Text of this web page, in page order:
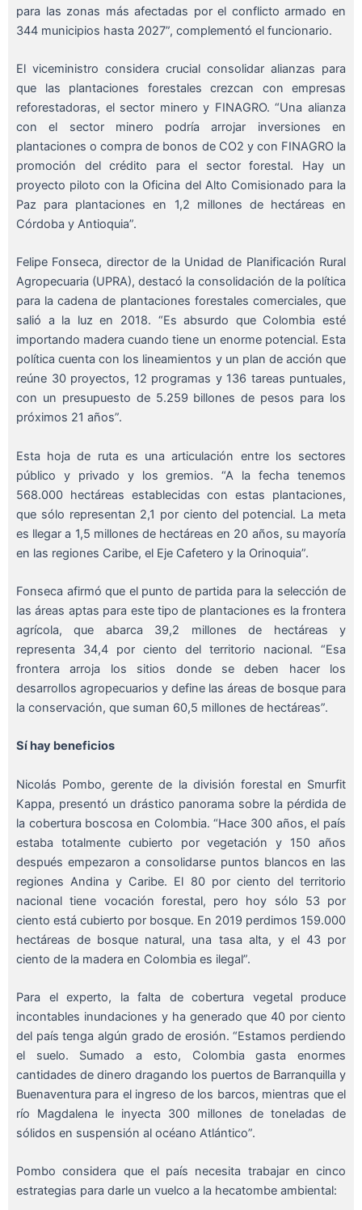
para las zonas más afectadas por el conflicto armado en
344 municipios hasta 2027”, complementó el funcionario.
El viceministro considera crucial consolidar alianzas para
que las plantaciones forestales crezcan con empresas
reforestadoras, el sector minero y FINAGRO. “Una alianza
con el sector minero podría arrojar inversiones en
plantaciones o compra de bonos de CO2 y con FINAGRO la
promoción del crédito para el sector forestal. Hay un
proyecto piloto con la Oficina del Alto Comisionado para la
Paz para plantaciones en 1,2 millones de hectáreas en
Córdoba y Antioquia”.
Felipe Fonseca, director de la Unidad de Planificación Rural
Agropecuaria (UPRA), destacó la consolidación de la política
para la cadena de plantaciones forestales comerciales, que
salió a la luz en 2018. “Es absurdo que Colombia esté
importando madera cuando tiene un enorme potencial. Esta
política cuenta con los lineamientos y un plan de acción que
reúne 30 proyectos, 12 programas y 136 tareas puntuales,
con un presupuesto de 5.259 billones de pesos para los
próximos 21 años”.
Esta hoja de ruta es una articulación entre los sectores
público y privado y los gremios. “A la fecha tenemos
568.000 hectáreas establecidas con estas plantaciones,
que sólo representan 2,1 por ciento del potencial. La meta
es llegar a 1,5 millones de hectáreas en 20 años, su mayoría
en las regiones Caribe, el Eje Cafetero y la Orinoquia”.
Fonseca afirmó que el punto de partida para la selección de
las áreas aptas para este tipo de plantaciones es la frontera
agrícola, que abarca 39,2 millones de hectáreas y
representa 34,4 por ciento del territorio nacional. “Esa
frontera arroja los sitios donde se deben hacer los
desarrollos agropecuarios y define las áreas de bosque para
la conservación, que suman 60,5 millones de hectáreas”.
Sí hay beneficios
Nicolás Pombo, gerente de la división forestal en Smurfit
Kappa, presentó un drástico panorama sobre la pérdida de
la cobertura boscosa en Colombia. “Hace 300 años, el país
estaba totalmente cubierto por vegetación y 150 años
después empezaron a consolidarse puntos blancos en las
regiones Andina y Caribe. El 80 por ciento del territorio
nacional tiene vocación forestal, pero hoy sólo 53 por
ciento está cubierto por bosque. En 2019 perdimos 159.000
hectáreas de bosque natural, una tasa alta, y el 43 por
ciento de la madera en Colombia es ilegal”.
Para el experto, la falta de cobertura vegetal produce
incontables inundaciones y ha generado que 40 por ciento
del país tenga algún grado de erosión. “Estamos perdiendo
el suelo. Sumado a esto, Colombia gasta enormes
cantidades de dinero dragando los puertos de Barranquilla y
Buenaventura para el ingreso de los barcos, mientras que el
río Magdalena le inyecta 300 millones de toneladas de
sólidos en suspensión al océano Atlántico”.
Pombo considera que el país necesita trabajar en cinco
estrategias para darle un vuelco a la hecatombe ambiental: